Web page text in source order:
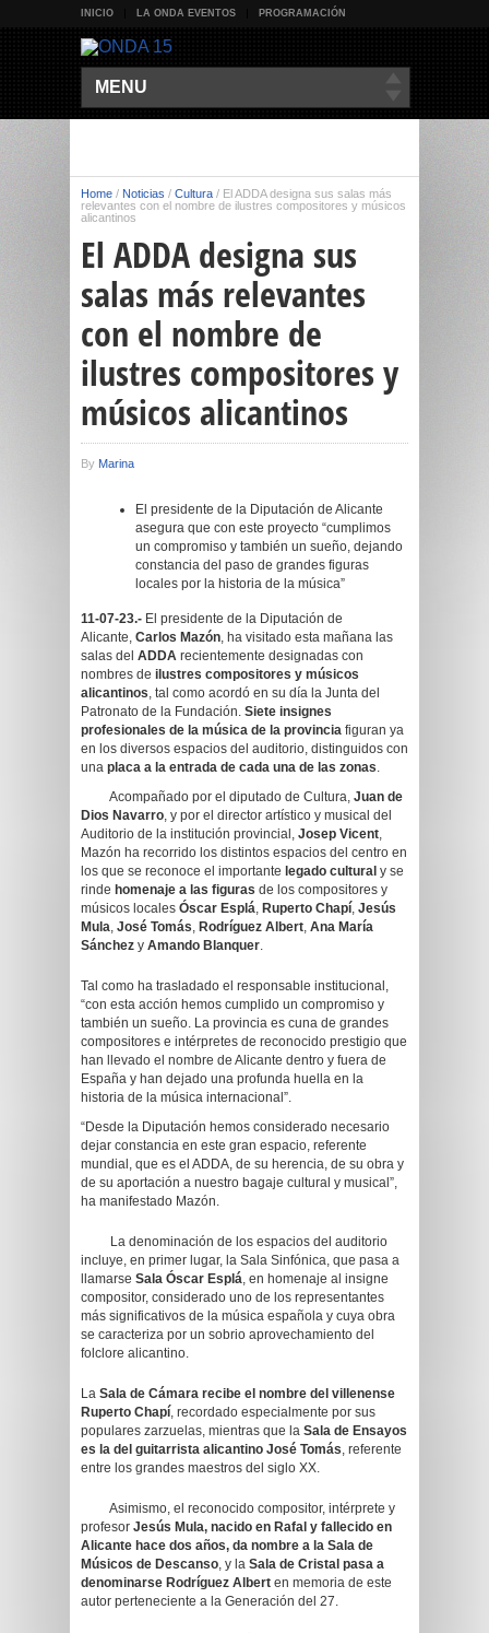
INICIO LA ONDA EVENTOS PROGRAMACIÓN
MENU
Home / Noticias / Cultura / El ADDA designa sus salas más
relevantes con el nombre de ilustres compositores y músicos
alicantinos
El ADDA designa sus
salas más relevantes
con el nombre de
ilustres compositores y
músicos alicantinos
By Marina
El presidente de la Diputación de Alicante
asegura que con este proyecto “cumplimos
un compromiso y también un sueño, dejando
constancia del paso de grandes figuras
locales por la historia de la música”
11-07-23.- El presidente de la Diputación de
Alicante, Carlos Mazón, ha visitado esta mañana las
salas del ADDA recientemente designadas con
nombres de ilustres compositores y músicos
alicantinos, tal como acordó en su día la Junta del
Patronato de la Fundación. Siete insignes
profesionales de la música de la provincia figuran ya
en los diversos espacios del auditorio, distinguidos con
una placa a la entrada de cada una de las zonas.
Acompañado por el diputado de Cultura, Juan de
Dios Navarro, y por el director artístico y musical del
Auditorio de la institución provincial, Josep Vicent,
Mazón ha recorrido los distintos espacios del centro en
los que se reconoce el importante legado cultural y se
rinde homenaje a las figuras de los compositores y
músicos locales Óscar Esplá, Ruperto Chapí, Jesús
Mula, José Tomás, Rodríguez Albert, Ana María
Sánchez y Amando Blanquer.
Tal como ha trasladado el responsable institucional,
“con esta acción hemos cumplido un compromiso y
también un sueño. La provincia es cuna de grandes
compositores e intérpretes de reconocido prestigio que
han llevado el nombre de Alicante dentro y fuera de
España y han dejado una profunda huella en la
historia de la música internacional”.
“Desde la Diputación hemos considerado necesario
dejar constancia en este gran espacio, referente
mundial, que es el ADDA, de su herencia, de su obra y
de su aportación a nuestro bagaje cultural y musical”,
ha manifestado Mazón.
La denominación de los espacios del auditorio
incluye, en primer lugar, la Sala Sinfónica, que pasa a
llamarse Sala Óscar Esplá, en homenaje al insigne
compositor, considerado uno de los representantes
más significativos de la música española y cuya obra
se caracteriza por un sobrio aprovechamiento del
folclore alicantino.
La Sala de Cámara recibe el nombre del villenense
Ruperto Chapí, recordado especialmente por sus
populares zarzuelas, mientras que la Sala de Ensayos
es la del guitarrista alicantino José Tomás, referente
entre los grandes maestros del siglo XX.
Asimismo, el reconocido compositor, intérprete y
profesor Jesús Mula, nacido en Rafal y fallecido en
Alicante hace dos años, da nombre a la Sala de
Músicos de Descanso, y la Sala de Cristal pasa a
denominarse Rodríguez Albert en memoria de este
autor perteneciente a la Generación del 27.